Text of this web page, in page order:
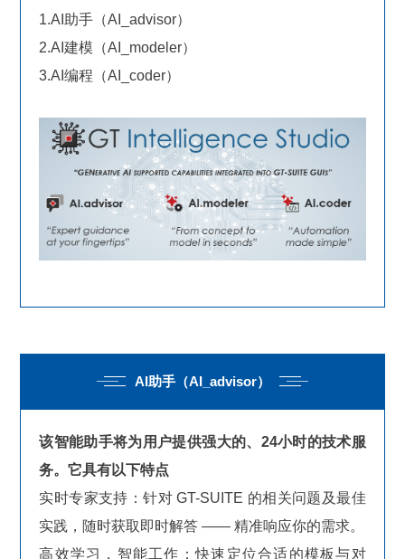
1.AI助手（AI_advisor）
2.AI建模（AI_modeler）
3.AI编程（AI_coder）
AI助手（AI_advisor）
该智能助手将为用户提供强大的、24小时的技术服
务。它具有以下特点
实时专家支持：针对 GT-SUITE 的相关问题及最佳
实践，随时获取即时解答 —— 精准响应你的需求。
高效学习，智能工作：快速定位合适的模板与对